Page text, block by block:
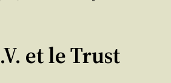
et le Trust